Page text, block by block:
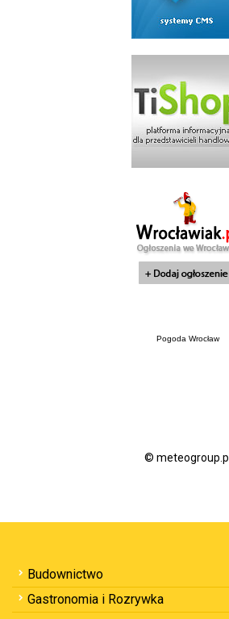
Pogoda Wrocław
© meteogroup.pl
Budownictwo
Gastronomia i Rozrywka